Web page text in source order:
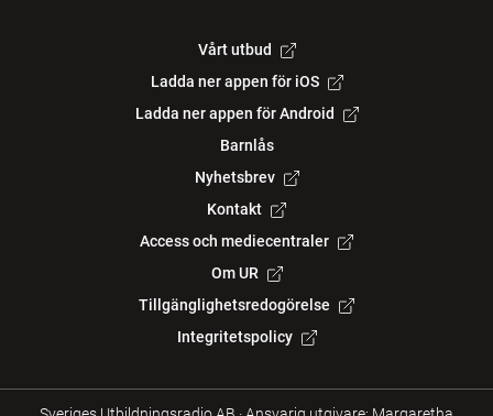
Vårt utbud
Ladda ner appen för iOS
Ladda ner appen för Android
Barnlås
Nyhetsbrev
Kontakt
Access och mediecentraler
Om UR
Tillgänglighetsredogörelse
Integritetspolicy